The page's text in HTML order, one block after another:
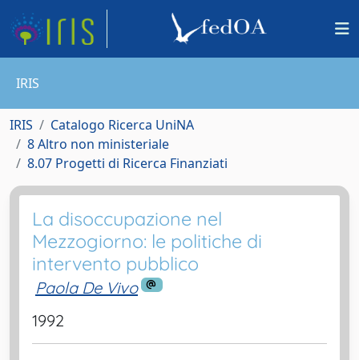
IRIS
IRIS
Catalogo Ricerca UniNA
8 Altro non ministeriale
8.07 Progetti di Ricerca Finanziati
La disoccupazione nel
Mezzogiorno: le politiche di
intervento pubblico
Paola De Vivo
1992